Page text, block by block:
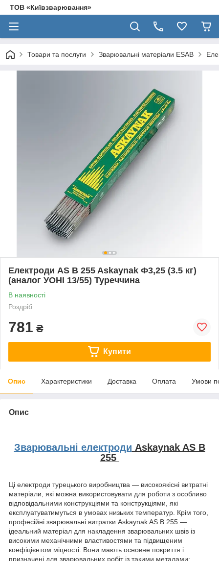
ТОВ «Київзварювання»
Товари та послуги Зварювальні матеріали ESAB
Електроди AS B 255 Askaynak Ф3,25 (3.5 кг)
(аналог УОНІ 13/55) Туреччина
В наявності
Роздріб
781 ₴
Купити
Опис Характеристики Доставка Оплата Умови
Опис
Зварювальні електроди Askaynak AS B
255
Ці електроди турецького виробництва — високоякісні витратні
матеріали, які можна використовувати для роботи з особливо
відповідальними конструкціями та конструкціями, які
експлуатуватимуться в умовах низьких температур. Крім того,
професійні зварювальні витратки Askaynak AS B 255 —
ідеальний матеріал для накладення зварювальних швів із
високими механічними властивостями та підвищеним
коефіцієнтом міцності. Вони мають основне покриття і
призначені для зварювальних робіт із такими металами: